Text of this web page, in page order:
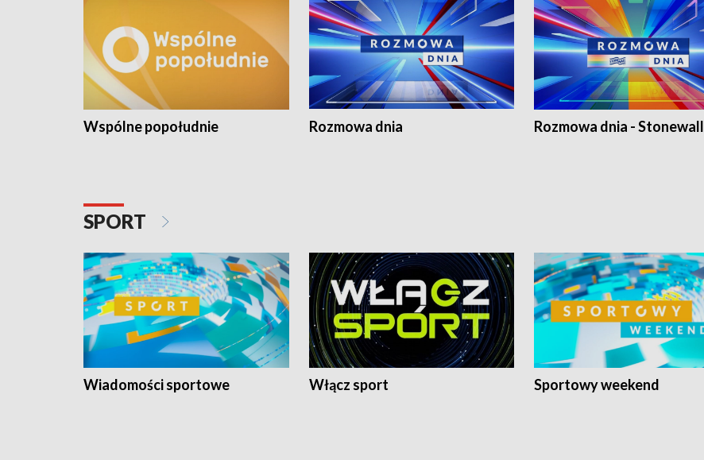
Wspólne popołudnie Rozmowa dnia Rozmowa dnia - Stonewall
SPORT
Wiadomości sportowe Włącz sport Sportowy weekend